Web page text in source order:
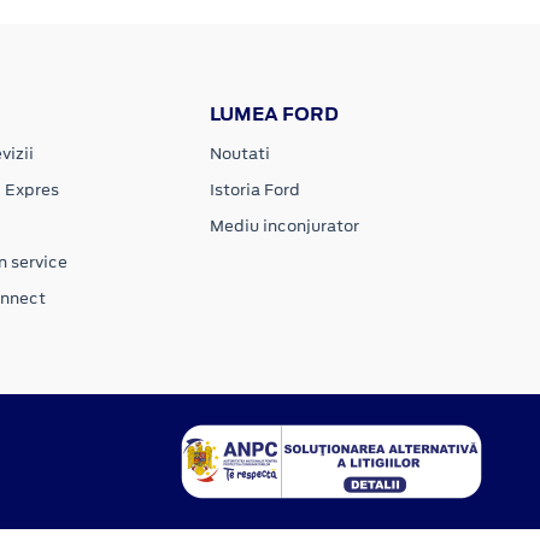
Expres
service
LUMEA FORD
Noutati
Istoria Ford
Mediu inconjurator